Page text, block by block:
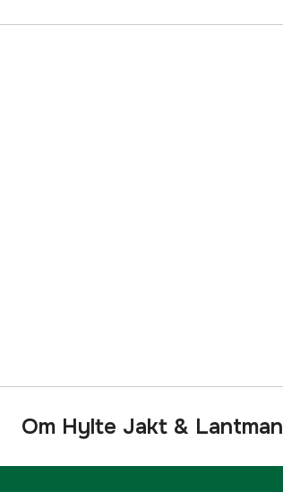
Om Hylte Jakt & Lantman